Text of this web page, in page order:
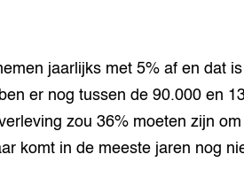
jaarlijks met 5% af en dat
er nog tussen de 90.000 en
zou 36% moeten zijn om
komt in de meeste jaren nog